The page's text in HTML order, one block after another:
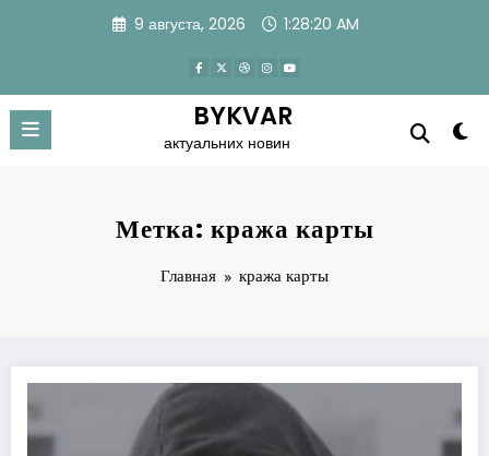
9 августа, 2026 1:28:20 AM
BYKVAR
актуальних новин
Метка: кража карты
Главная кража карты